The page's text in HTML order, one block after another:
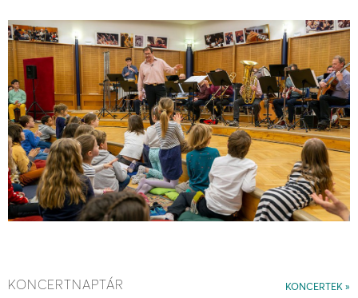
KONCERTEK
KONCERTNAPTÁR